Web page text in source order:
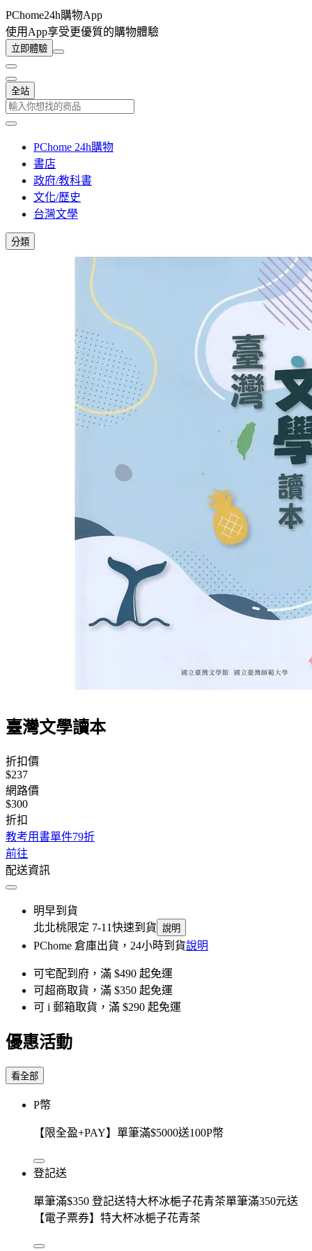
PChome24h購物App
使用App享受更優質的購物體驗
立即體驗
全站
PChome 24h購物
書店
政府/教科書
文化/歷史
台灣文學
分類
臺灣文學讀本
折扣價
$237
網路價
$300
折扣
教考用書單件79折
前往
配送資訊
明早到貨
北北桃限定 7-11快速到貨 說明
PChome 倉庫出貨，24小時到貨說明
可宅配到府，滿 $490 起免運
可超商取貨，滿 $350 起免運
可 i 郵箱取貨，滿 $290 起免運
優惠活動
看全部
P幣
【限全盈+PAY】單筆滿$5000送100P幣
登記送
單筆滿$350 登記送特大杯冰梔子花青茶單筆滿350元送
【電子票券】特大杯冰梔子花青茶